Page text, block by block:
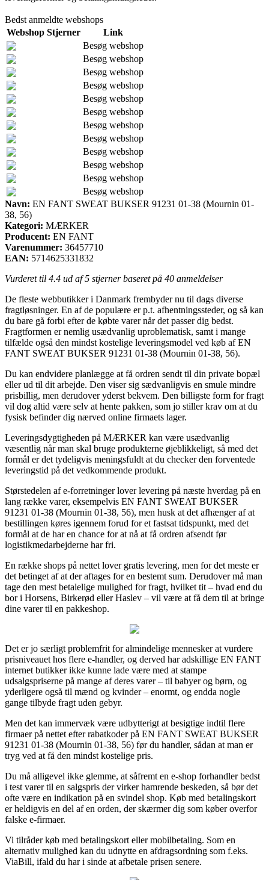
Bedst anmeldte webshops
Webshop Stjerner
Link
Besøg webshop
Besøg webshop
Besøg webshop
Besøg webshop
Besøg webshop
Besøg webshop
Besøg webshop
Besøg webshop
Besøg webshop
Besøg webshop
Besøg webshop
Besøg webshop
Navn: EN FANT SWEAT BUKSER 91231 01-38 (Mournin 01-
38, 56)
Kategori: MÆRKER
Producent: EN FANT
Varenummer: 36457710
EAN: 5714625331832
Vurderet til 4.4 ud af 5 stjerner baseret på 40 anmeldelser
De fleste webbutikker i Danmark frembyder nu til dags diverse
fragtløsninger. En af de populære er p.t. afhentningssteder, og så kan
du bare gå forbi efter de købte varer når det passer dig bedst.
Fragtformen er nemlig usædvanlig uproblematisk, samt i mange
tilfælde også den mindst kostelige leveringsmodel ved køb af EN
FANT SWEAT BUKSER 91231 01-38 (Mournin 01-38, 56).
Du kan endvidere planlægge at få ordren sendt til din private bopæl
eller ud til dit arbejde. Den viser sig sædvanligvis en smule mindre
prisbillig, men derudover yderst bekvem. Den billigste form for fragt
vil dog altid være selv at hente pakken, som jo stiller krav om at du
fysisk befinder dig nærved online firmaets lager.
Leveringsdygtigheden på MÆRKER kan være usædvanlig
væsentlig når man skal bruge produkterne øjeblikkeligt, så med det
formål er det tydeligvis meningsfuldt at du checker den forventede
leveringstid på det vedkommende produkt.
Størstedelen af e-forretninger lover levering på næste hverdag på en
lang række varer, eksempelvis EN FANT SWEAT BUKSER
91231 01-38 (Mournin 01-38, 56), men husk at det afhænger af at
bestillingen køres igennem forud for et fastsat tidspunkt, med det
formål at de har en chance for at nå at få ordren afsendt før
logistikmedarbejderne har fri.
En række shops på nettet lover gratis levering, men for det meste er
det betinget af at der aftages for en bestemt sum. Derudover må man
tage den mest betalelige mulighed for fragt, hvilket tit – hvad end du
bor i Horsens, Birkerød eller Haslev – vil være at få dem til at bringe
dine varer til en pakkeshop.
Det er jo særligt problemfrit for almindelige mennesker at vurdere
prisniveauet hos flere e-handler, og derved har adskillige EN FANT
internet butikker ikke kunne lade være med at stampe
udsalgspriserne på mange af deres varer – til babyer og børn, og
yderligere også til mænd og kvinder – enormt, og endda nogle
gange tilbyde fragt uden gebyr.
Men det kan immervæk være udbytterigt at besigtige indtil flere
firmaer på nettet efter rabatkoder på EN FANT SWEAT BUKSER
91231 01-38 (Mournin 01-38, 56) før du handler, sådan at man er
tryg ved at få den mindst kostelige pris.
Du må alligevel ikke glemme, at såfremt en e-shop forhandler bedst
i test varer til en salgspris der virker hamrende beskeden, så bør det
ofte være en indikation på en svindel shop. Køb med betalingskort
er heldigvis en del af en orden, der skærmer dig som køber overfor
falske e-firmaer.
Vi tilråder køb med betalingskort eller mobilbetaling. Som en
alternativ mulighed kan du udnytte en afdragsordning som f.eks.
ViaBill, ifald du har i sinde at afbetale prisen senere.